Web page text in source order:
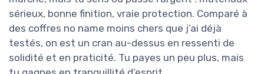
sérieux, bonne finition, vraie protection. Comparé à
des coffres no name moins chers que j’ai déjà
testés, on est un cran au-dessus en ressenti de
solidité et en praticité. Tu payes un peu plus, mais